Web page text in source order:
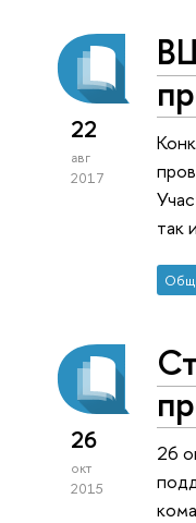
22
авг
2017
так
26
окт
2015
26